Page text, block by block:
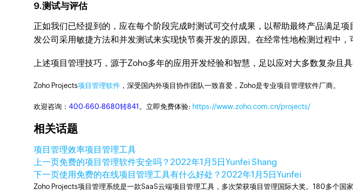
9.测试与评估
正如我们已经提到的，应在每个阶段完成时测试可交付成果，以帮助最终产品满足
发公司采用敏捷方法和并发测试来实现快节奏开发的原因。在经常性地检测过程中，
上述项目管理技巧，源于Zoho多年的应用开发经验和智慧，足以应对大多数复杂且
Zoho Projects项目管理软件 ，深受国内外项目协作团队一致喜爱，Zoho是专业项目管理软件厂商。
欢迎咨询：400-660-8680转841 。立即免费体验: https://www.zoho.com.cn/projects/
相关话题
项目管理效率项目管理工具
上一页免费的项目管理软件安全吗？2022年1月5日Yunfei Shang
下一页使用免费的在线项目管理工具有什么好处？2022年1月5日Yunfei
Zoho Projects项目管理系统是一款SaaS云端项目管理工具，多次荣获项目管理国际大奖。180多个